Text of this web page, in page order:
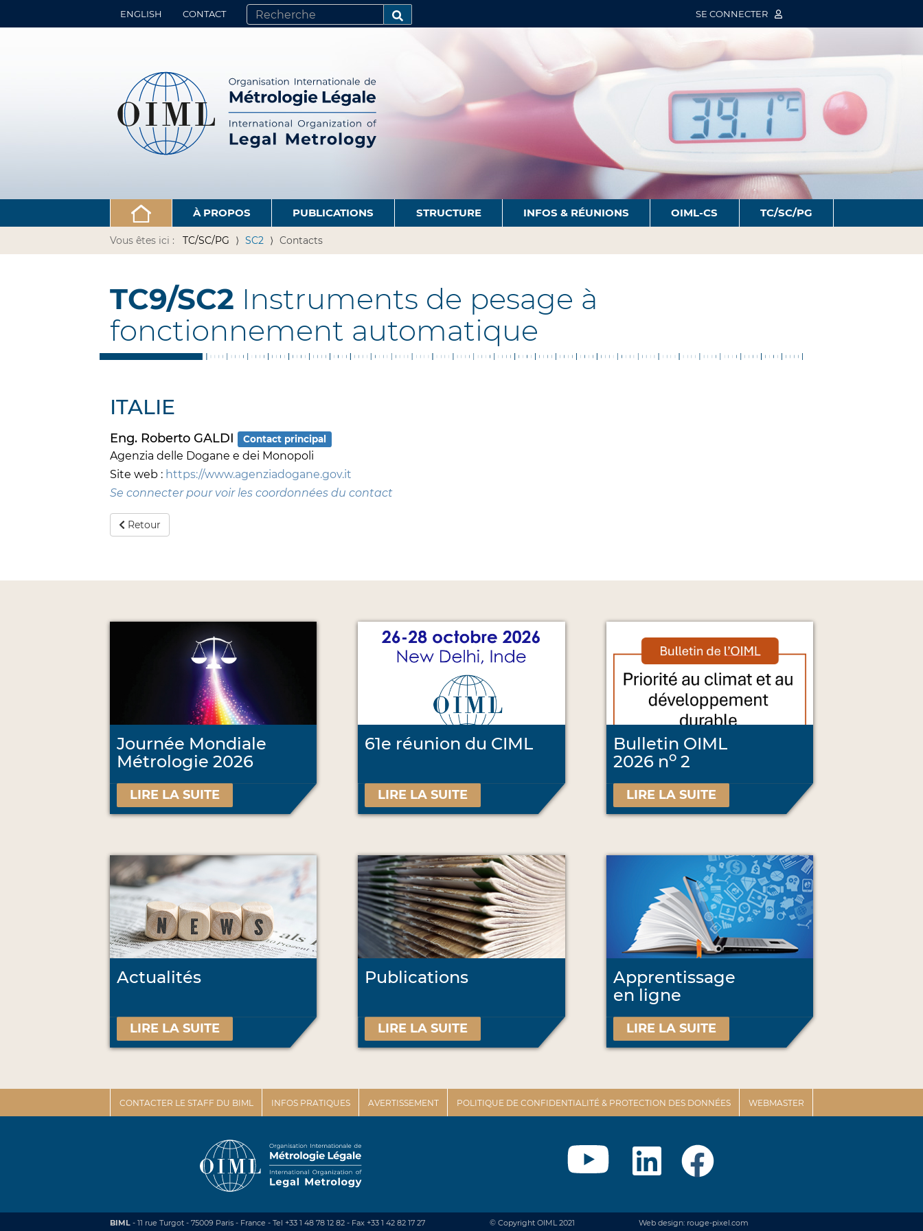
ENGLISH CONTACT
CHERCHER PAR
RECHERCHE AVANCÉE…
SE CONNECTER
À PROPOS PUBLICATIONS STRUCTURE INFOS & RÉUNIONS OIML-CS TC/SC/PG
Vous êtes ici : TC/SC/PG SC2 Contacts
TC9/SC2 Instruments de pesage à
fonctionnement automatique
ITALIE
Eng. Roberto GALDI Contact principal
Agenzia delle Dogane e dei Monopoli
Site web : https://www.agenziadogane.gov.it
Se connecter pour voir les coordonnées du contact
Retour
Journée Mondiale
Métrologie 2026
LIRE LA SUITE
61e réunion du CIML
LIRE LA SUITE
Bulletin OIML
2026 no2
LIRE LA SUITE
Actualités
LIRE LA SUITE
Publications
LIRE LA SUITE
Apprentissage
en ligne
LIRE LA SUITE
CONTACTER LE STAFF DU BIML INFOS PRATIQUES AVERTISSEMENT POLITIQUE DE CONFIDENTIALITÉ & PROTECTION DES DONNÉES WEBMASTER
BIML - 11 rue Turgot - 75009 Paris - France - Tel +33 1 48 78 12 82 - Fax +33 1 42 82 17 27 © Copyright OIML 2021 Web design: rouge-pixel.com